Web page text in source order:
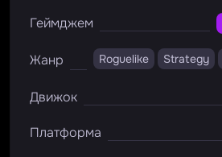
Геймджем
Жанр Roguelike Strategy
Движок
Платформа